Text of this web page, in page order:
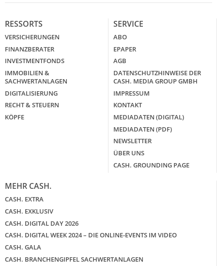
RESSORTS
VERSICHERUNGEN
FINANZBERATER
INVESTMENTFONDS
IMMOBILIEN &
SACHWERTANLAGEN
DIGITALISIERUNG
RECHT & STEUERN
KÖPFE
SERVICE
ABO
EPAPER
AGB
DATENSCHUTZHINWEISE DER
CASH. MEDIA GROUP GMBH
IMPRESSUM
KONTAKT
MEDIADATEN (DIGITAL)
MEDIADATEN (PDF)
NEWSLETTER
ÜBER UNS
CASH. GROUNDING PAGE
MEHR CASH.
CASH. EXTRA
CASH. EXKLUSIV
CASH. DIGITAL DAY 2026
CASH. DIGITAL WEEK 2024 – DIE ONLINE-EVENTS IM VIDEO
CASH. GALA
CASH. BRANCHENGIPFEL SACHWERTANLAGEN